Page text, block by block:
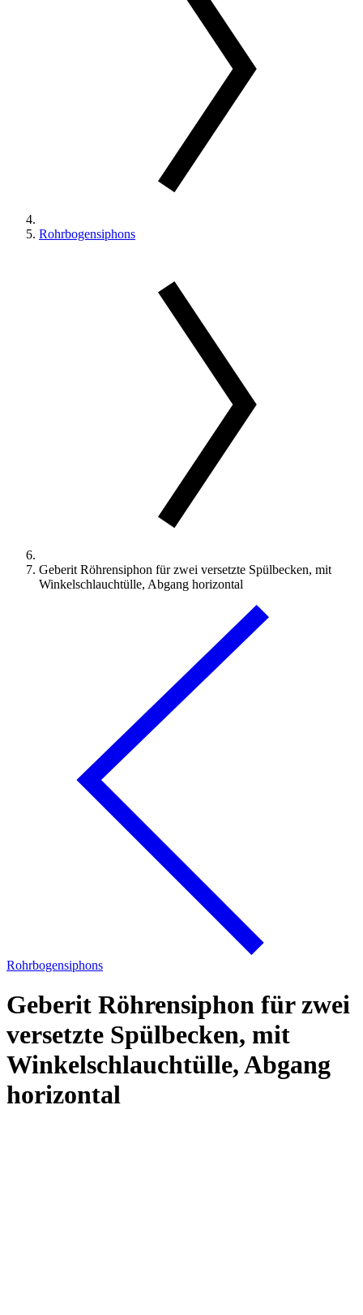
Rohrbogensiphons
Geberit Röhrensiphon für zwei versetzte Spülbecken, mit
Winkelschlauchtülle, Abgang horizontal
Rohrbogensiphons
Geberit Röhrensiphon für zwei
versetzte Spülbecken, mit
Winkelschlauchtülle, Abgang
horizontal